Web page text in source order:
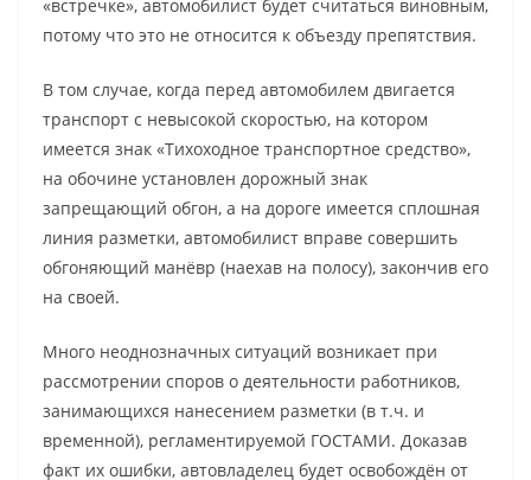
«встречке», автомобилист будет считаться виновным,
потому что это не относится к объезду препятствия.
В том случае, когда перед автомобилем двигается
транспорт с невысокой скоростью, на котором
имеется знак «Тихоходное транспортное средство»,
на обочине установлен дорожный знак
запрещающий обгон, а на дороге имеется сплошная
линия разметки, автомобилист вправе совершить
обгоняющий манёвр (наехав на полосу), закончив его
на своей.
Много неоднозначных ситуаций возникает при
рассмотрении споров о деятельности работников,
занимающихся нанесением разметки (в т.ч. и
временной), регламентируемой ГОСТАМИ. Доказав
факт их ошибки, автовладелец будет освобождён от